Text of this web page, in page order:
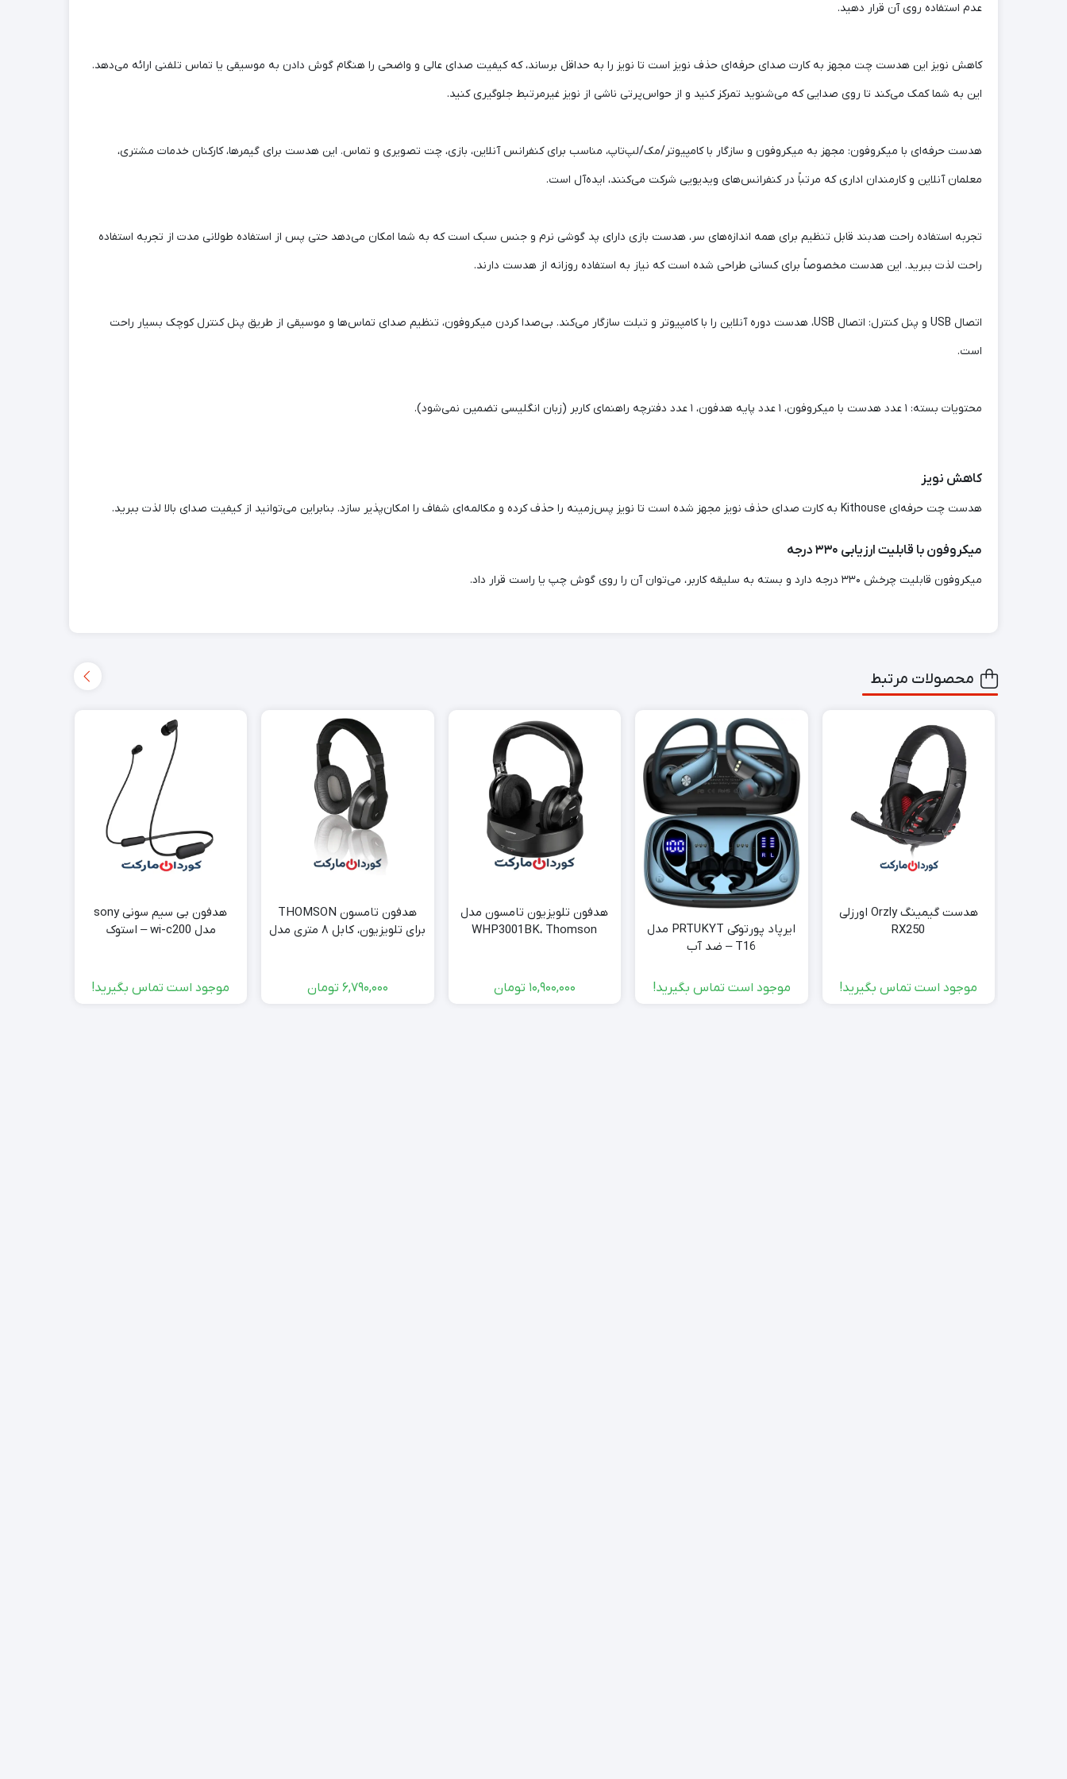
عدم استفاده روی آن قرار دهید.
کاهش نویز این هدست چت مجهز به کارت صدای حرفه‌ای حذف نویز است تا نویز را به حداقل برساند، که کیفیت صدای عالی و واضحی را هنگام گوش دادن به موسیقی یا تماس تلفنی ارائه می‌دهد.
این به شما کمک می‌کند تا روی صدایی که می‌شنوید تمرکز کنید و از حواس‌پرتی ناشی از نویز غیرمرتبط جلوگیری کنید.
هدست حرفه‌ای با میکروفون: مجهز به میکروفون و سازگار با کامپیوتر/مک/لپ‌تاپ، مناسب برای کنفرانس آنلاین، بازی، چت تصویری و تماس. این هدست برای گیمرها، کارکنان خدمات مشتری،
معلمان آنلاین و کارمندان اداری که مرتباً در کنفرانس‌های ویدیویی شرکت می‌کنند، ایده‌آل است.
تجربه استفاده راحت هدبند قابل تنظیم برای همه اندازه‌های سر، هدست بازی دارای پد گوشی نرم و جنس سبک است که به شما امکان می‌دهد حتی پس از استفاده طولانی مدت از تجربه استفاده
راحت لذت ببرید. این هدست مخصوصاً برای کسانی طراحی شده است که نیاز به استفاده روزانه از هدست دارند.
اتصال USB و پنل کنترل: اتصال USB، هدست دوره آنلاین را با کامپیوتر و تبلت سازگار می‌کند. بی‌صدا کردن میکروفون، تنظیم صدای تماس‌ها و موسیقی از طریق پنل کنترل کوچک بسیار راحت
است.
محتویات بسته: ۱ عدد هدست با میکروفون، ۱ عدد پایه هدفون، ۱ عدد دفترچه راهنمای کاربر (زبان انگلیسی تضمین نمی‌شود).
کاهش نویز
هدست چت حرفه‌ای Kithouse به کارت صدای حذف نویز مجهز شده است تا نویز پس‌زمینه را حذف کرده و مکالمه‌ای شفاف را امکان‌پذیر سازد. بنابراین می‌توانید از کیفیت صدای بالا لذت ببرید.
میکروفون با قابلیت ارزیابی ۳۳۰ درجه
میکروفون قابلیت چرخش ۳۳۰ درجه دارد و بسته به سلیقه کاربر، می‌توان آن را روی گوش چپ یا راست قرار داد.
محصولات مرتبط
هدست گیمینگ Orzly اورزلی
RX250
موجود است تماس بگیرید!
ایرپاد پورتوکی PRTUKYT مدل
T16 – ضد آب
موجود است تماس بگیرید!
هدفون تلویزیون تامسون مدل
WHP3001BK، Thomson
10,900,000 تومان
هدفون تامسون THOMSON
برای تلویزیون، کابل ۸ متری مدل
6,790,000 تومان
هدفون بی سیم سونی sony
مدل wi-c200 – استوک
موجود است تماس بگیرید!